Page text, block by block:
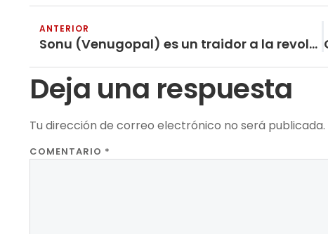
ANTERIOR
Sonu (Venugopal) es un traidor a la revolución – La guerra popular es nuestro camino: Partido Maoísta de la India
Deja una respuesta
Tu dirección de correo electrónico no será publicada.
COMENTARIO *